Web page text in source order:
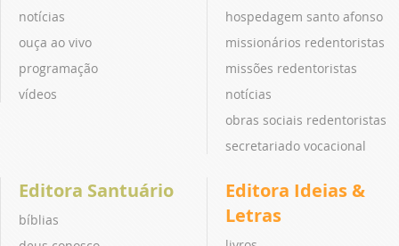
notícias
ouça ao vivo
programação
vídeos
hospedagem santo afonso
missionários redentoristas
missões redentoristas
notícias
obras sociais redentoristas
secretariado vocacional
Editora Santuário
bíblias
Editora Ideias &
Letras